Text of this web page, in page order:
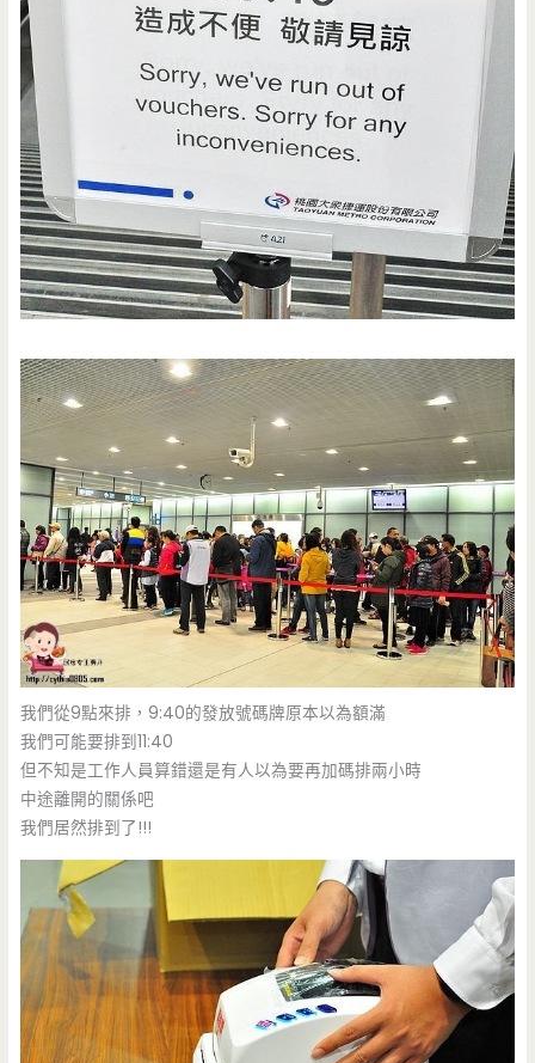
我們從9點來排，9:40的發放號碼牌原本以為額滿
我們可能要排到11:40
但不知是工作人員算錯還是有人以為要再加碼排兩小時
中途離開的關係吧
我們居然排到了!!!